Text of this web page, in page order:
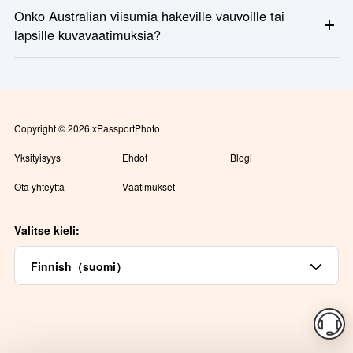
yksi digitaalinen valokuva. Paperiviisumia varten saatat tarvita
kaksi painettua kopiota.
Onko Australian viisumia hakeville vauvoille tai
lapsille kuvavaatimuksia?
Copyright © 2026 xPassportPhoto
Yksityisyys Ehdot Blogi
Ota yhteyttä Vaatimukset
Valitse kieli:
Finnish（suomi）